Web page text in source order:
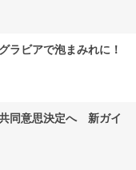
ラビアで泡まみれに！
同意思決定へ 新ガイ